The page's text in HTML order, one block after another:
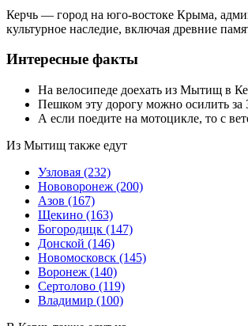
Керчь — город на юго-востоке Крыма,
культурное наследие, включая древние
Интересные факты
На велосипеде доехать из Мытищ в
Пешком эту дорогу можно осилить за
А если поедите на мотоцикле, то с
Из Мытищ также едут
Узловая (232)
Нововоронеж (200)
Азов (167)
Щекино (163)
Богородицк (147)
Донской (146)
Новомосковск (145)
Воронеж (140)
Сертолово (119)
Владимир (100)